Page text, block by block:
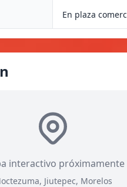
En plaza
interactivo próximamente
Jiutepec, Morelos